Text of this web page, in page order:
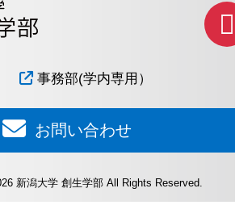
事務部(学内専用）
お問い合わせ
新潟大学 創生学部 All Rights Reserved.